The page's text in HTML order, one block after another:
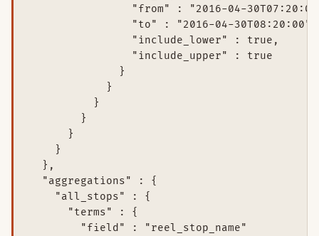
"from" : "2016-04-
                "to" : "2016-04-30T08:20:00",
                "include_lower" : true,
                "include_upper" : true
              }
            }
          }
        }
      }
    }
  },
  "aggregations" : {
    "all_stops" : {
      "terms" : {
        "field" : "reel_stop_name"